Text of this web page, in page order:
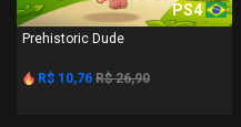
PS4
Prehistoric Dude
R$ 10,76 R$ 26,90